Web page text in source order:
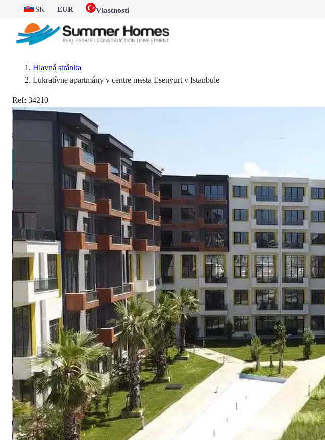
SK EUR Vlastnosti
Hlavná stránka
Lukratívne apartmány v centre mesta Esenyurt v Istanbule
Ref: 34210